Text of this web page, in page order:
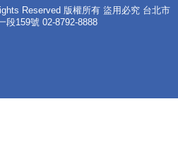
Reserved 版權所有 盜用必究 台北市
段159號 02-8792-8888